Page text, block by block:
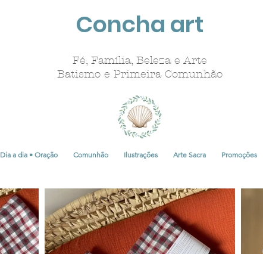
Concha art
Fé, Família, Beleza e Arte
Batismo e Primeira Comunhão
Dia a dia • Oração Comunhão Ilustrações Arte Sacra Promoções